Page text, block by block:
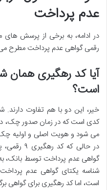
عدم پرداخت
رقمی گواهی عدم پرداخت مطرح
است؟
کدی است که در زمان صدور چک،
می شود و هویت اصلی و اولیه
در حالی
گواهی عدم پرداخت توسط بانک،
شناسه یکتای گواهی عدم
است، اما کد رهگیری برای گواهی